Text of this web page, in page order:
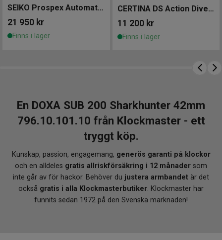
för optimal synlighet
Safirglas med antireflexbehandling
Datumvisning för praktisk vardagsanvändning
Dessutom ingår
gratis 12 månaders försäkring,gratis
justering av armbandet
i valfri Klockmasterbutik samt
gedigen klockkunskap och klockor att lita på – varje dag.
SEIKO Prospex Automatic Divers GMT 42mm
21 950 kr
Finns i lager
CERTINA DS Action Diver Powermatic 80 40mm
11 200 kr
Finns i lager
En DOXA SUB 200 Sharkhunter 42mm
796.10.101.10 från Klockmaster - ett
tryggt köp.
Kunskap, passion, engagemang, generös garanti på klockor
och en alldeles gratis allriskförsäkring i 12 månader som
inte går av för hackor. Behöver du justera armbandet är det
också gratis i alla Klockmasterbutiker. Klockmaster har
funnits sedan 1972 på den Svenska marknaden!